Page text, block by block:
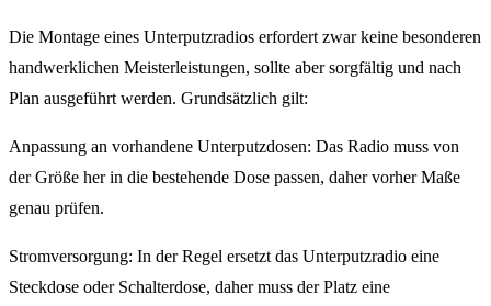
Die Montage eines Unterputzradios erfordert zwar keine besonderen
handwerklichen Meisterleistungen, sollte aber sorgfältig und nach
Plan ausgeführt werden. Grundsätzlich gilt:
Anpassung an vorhandene Unterputzdosen: Das Radio muss von
der Größe her in die bestehende Dose passen, daher vorher Maße
genau prüfen.
Stromversorgung: In der Regel ersetzt das Unterputzradio eine
Steckdose oder Schalterdose, daher muss der Platz eine